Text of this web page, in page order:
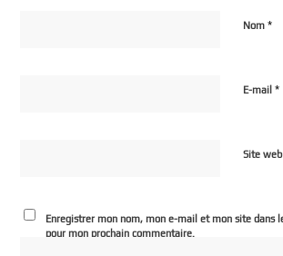
Nom*
E-mail*
Site web
Enregistrer mon nom, mon e-mail et mon site dans
pour mon prochain commentaire.